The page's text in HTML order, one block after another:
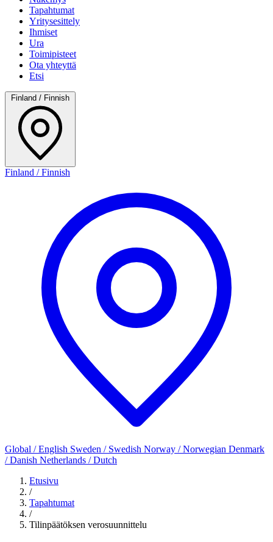
Tapahtumat
Yritysesittely
Ihmiset
Ura
Toimipisteet
Ota yhteyttä
Etsi
Finland / Finnish
Finland / Finnish
Global / English Sweden / Swedish Norway / Norwegian Denmark
/ Danish Netherlands / Dutch
Etusivu
/
Tapahtumat
/
Tilinpäätöksen verosuunnittelu